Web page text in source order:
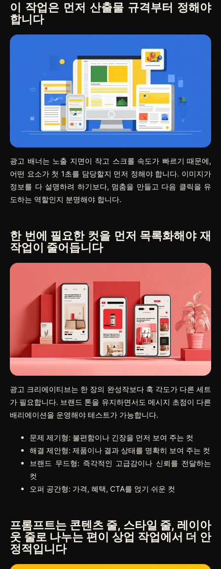
이 작업은 먼저 산출물 규격부터 정해야
합니다
광고 배너는 노출 지면이 작고 스크롤 속도가 빠르기 때문에,
어떤 요소가 첫 1초를 담당할지 먼저 정해야 합니다. 이미지가
정보를 다 설명하려 하기보다, 멈춤을 만들고 다음 클릭을 유
도하는 역할인지 분명해야 합니다.
한 번에 필요한 컷을 먼저 목록화해야 재
작업이 줄어듭니다
광고 크리에이티브는 한 장의 완성작보다 훅 각도가 다른 세트
가 필요합니다. 브랜드 톤을 유지하면서도 메시지 초점이 다른
배리에이션을 운영해야 테스트가 가능합니다.
문제 제기형: 불편함이나 긴장을 먼저 보여 주는 컷
해결 제안형: 제품이나 결과 상태를 명확히 보여 주는 컷
브랜드 무드형: 즉각적인 고급감이나 신뢰를 전달하는
컷
오퍼 공간형: 가격, 혜택, CTA를 얹기 쉬운 컷
프롬프트는 콘텐츠 줄, 스타일 줄, 레이아
웃 줄로 나누는 편이 상업 작업에서 더 안
정적입니다